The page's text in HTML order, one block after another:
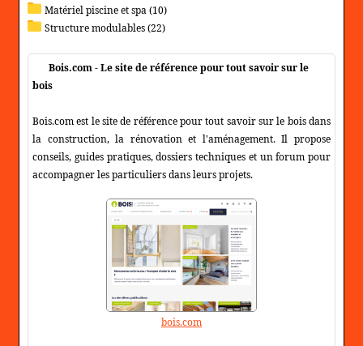
Matériel piscine et spa (10)
Structure modulables (22)
Bois.com - Le site de référence pour tout savoir sur le
bois
Bois.com est le site de référence pour tout savoir sur le bois dans
la construction, la rénovation et l'aménagement. Il propose
conseils, guides pratiques, dossiers techniques et un forum pour
accompagner les particuliers dans leurs projets.
bois.com